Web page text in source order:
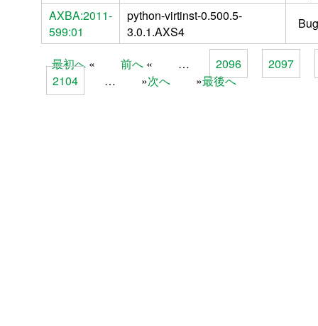
AXBA:2011-
599:01
python-virtinst-0.500.5-
3.0.1.AXS4
Pages
最初へ 前へ … 2096
2097
2104
… 次へ 最後へ